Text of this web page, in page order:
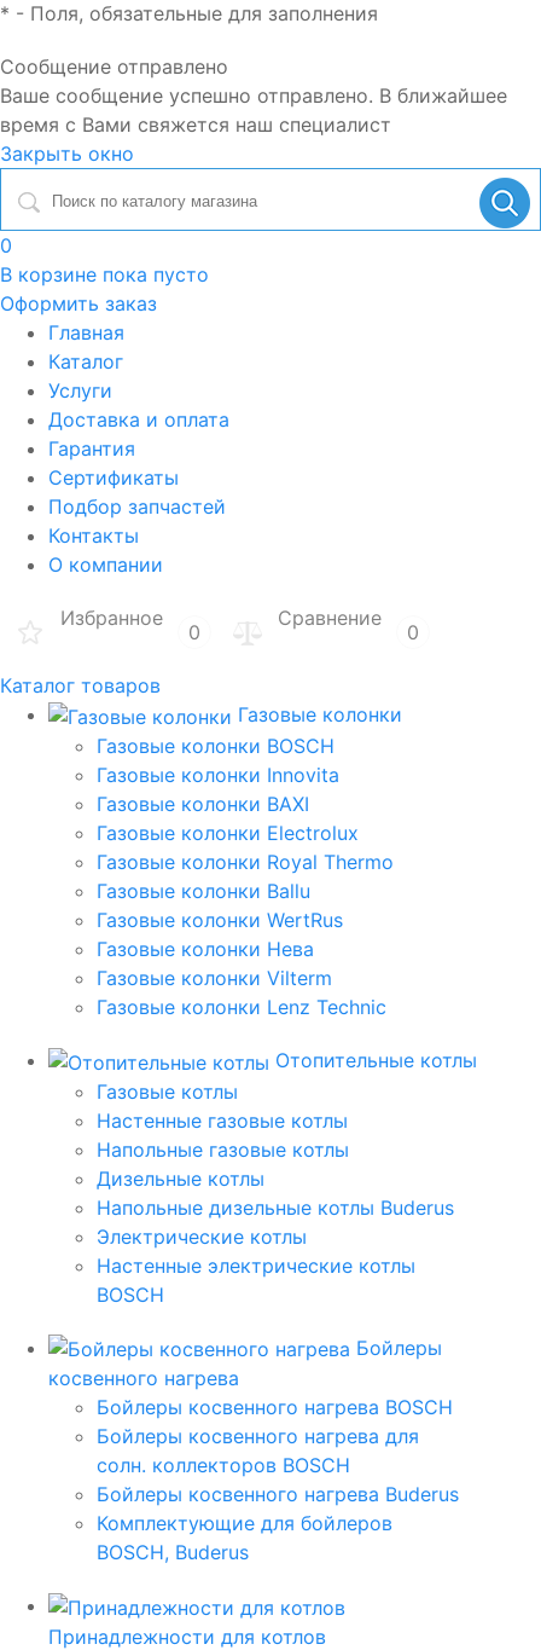
* - Поля, обязательные для заполнения
Сообщение отправлено
Ваше сообщение успешно отправлено. В ближайшее
время с Вами свяжется наш специалист
Закрыть окно
0
В корзине пока пусто
Оформить заказ
Главная
Каталог
Услуги
Доставка и оплата
Гарантия
Сертификаты
Подбор запчастей
Контакты
О компании
Избранное
0
Сравнение
0
Каталог товаров
Газовые колонки
Газовые колонки BOSCH
Газовые колонки Innovita
Газовые колонки BAXI
Газовые колонки Electrolux
Газовые колонки Royal Thermo
Газовые колонки Ballu
Газовые колонки WertRus
Газовые колонки Нева
Газовые колонки Vilterm
Газовые колонки Lenz Technic
Отопительные котлы
Газовые котлы
Настенные газовые котлы
Напольные газовые котлы
Дизельные котлы
Напольные дизельные котлы Buderus
Электрические котлы
Настенные электрические котлы
BOSCH
Бойлеры
косвенного нагрева
Бойлеры косвенного нагрева BOSCH
Бойлеры косвенного нагрева для
солн. коллекторов BOSCH
Бойлеры косвенного нагрева Buderus
Комплектующие для бойлеров
BOSCH, Buderus
Принадлежности для котлов